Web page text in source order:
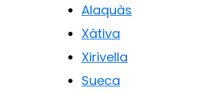
Alaquàs
Xàtiva
Xirivella
Sueca